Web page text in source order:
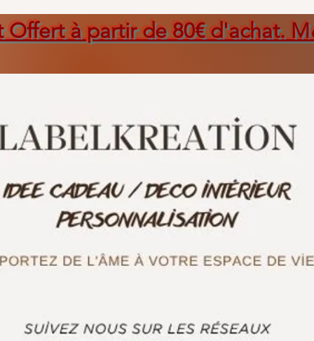
Offert à partir de 80€ d'achat. M